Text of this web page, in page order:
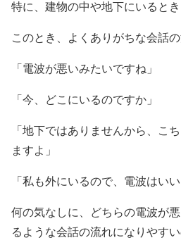
特に、建物の中や地下にいると
このとき、よくありがちな会話の
「電波が悪いみたいですね」
「今、どこにいるのですか」
「地下ではありませんから、こ
ますよ」
「私も外にいるので、電波はい
何の気なしに、どちらの電波が
るような会話の流れになりやすい